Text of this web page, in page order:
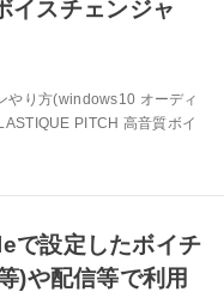
イスチェンジャ
やり方(windows10 オーディ
PITCH 高音質ボイ
設定したボイチ
)や配信等で利用